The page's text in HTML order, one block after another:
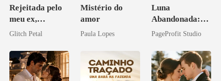
Rejeitada pelo
meu ex,
desejada pelo
Glitch Petal
Mistério do
amor
Paula Lopes
Luna
Abandonada:
Agora Intocável
PageProfit Studio